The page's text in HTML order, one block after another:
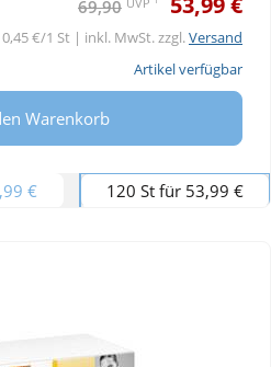
69,90
0,45 €/1 St | inkl. MwSt. zzgl.Versand
Artikel verfügbar
Warenkorb
€ 120 St für 53,99 €